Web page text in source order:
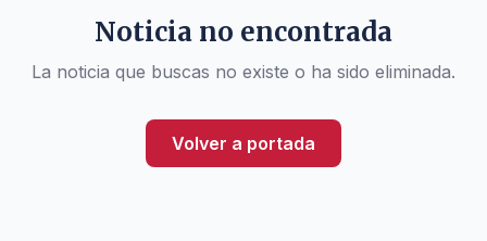
Noticia no encontrada
La noticia que buscas no existe o ha sido eliminada.
Volver a portada